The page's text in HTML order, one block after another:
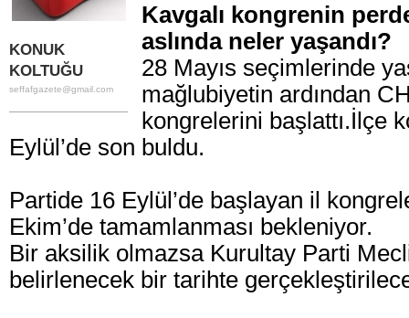
KONUK
KOLTUĞU
seffafgazete@gmail.com
Kavgalı kongrenin
aslında neler yaşandı?
28 Mayıs seçimlerinde
mağlubiyetin ardından
kongrelerini başlattı.İlçe
Eylül’de son buldu.
Partide 16 Eylül’de başlayan il
Ekim’de tamamlanması bekleniyor.
Bir aksilik olmazsa Kurultay Parti
belirlenecek bir tarihte